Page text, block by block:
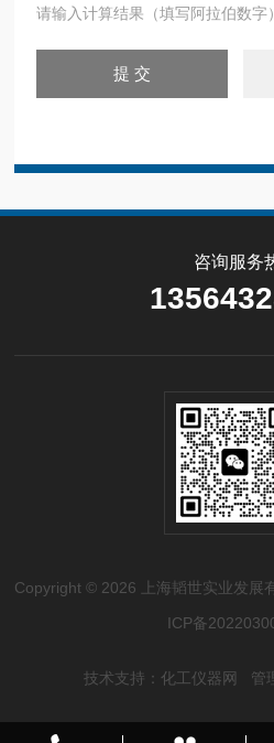
请输入计算结果（填写阿拉伯数字
咨询服务
Copyright © 2026 上海韬世实业发展
ICP备
技术支持： 化工仪器网 管